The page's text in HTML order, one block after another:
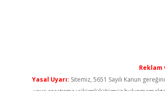
Reklam
Yasal Uyarı: Sitemiz, 5651 Sayılı Kanun